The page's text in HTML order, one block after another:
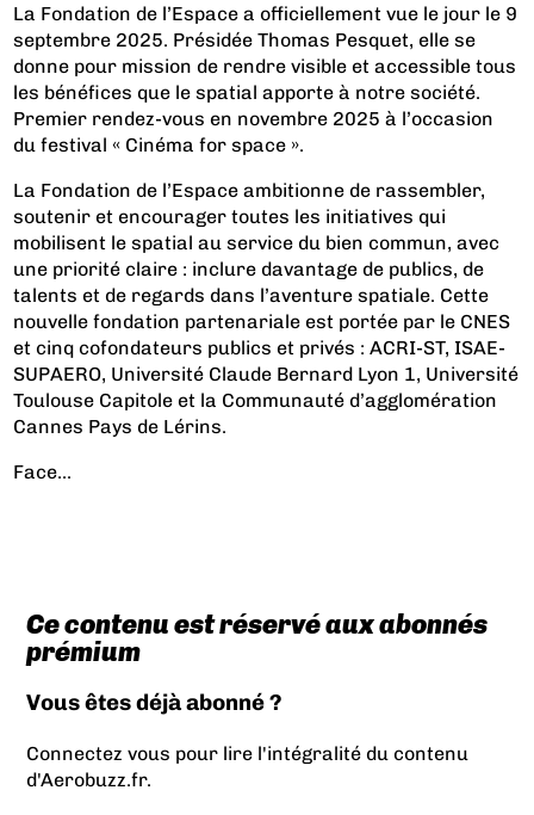
La Fondation de l’Espace a officiellement vue le jour le 9
septembre 2025. Présidée Thomas Pesquet, elle se
donne pour mission de rendre visible et accessible tous
les bénéfices que le spatial apporte à notre société.
Premier rendez-vous en novembre 2025 à l’occasion
du festival « Cinéma for space ».
La Fondation de l’Espace ambitionne de rassembler,
soutenir et encourager toutes les initiatives qui
mobilisent le spatial au service du bien commun, avec
une priorité claire : inclure davantage de publics, de
talents et de regards dans l’aventure spatiale. Cette
nouvelle fondation partenariale est portée par le CNES
et cinq cofondateurs publics et privés : ACRI-ST, ISAE-
SUPAERO, Université Claude Bernard Lyon 1, Université
Toulouse Capitole et la Communauté d’agglomération
Cannes Pays de Lérins.
Face...
Ce contenu est réservé aux abonnés
prémium
Vous êtes déjà abonné ?
Connectez vous pour lire l'intégralité du contenu
d'Aerobuzz.fr.